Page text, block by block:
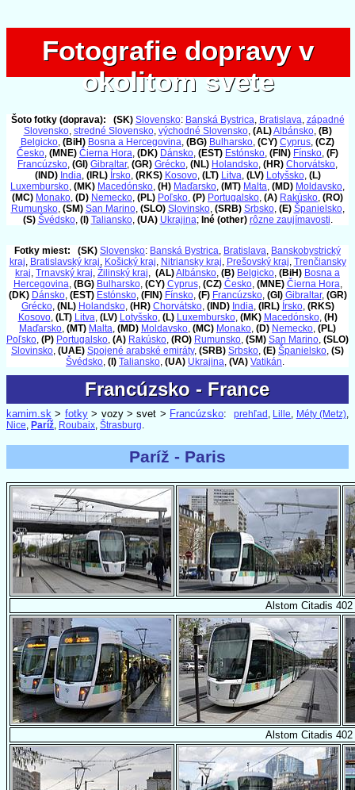
Fotografie dopravy v
okolitom svete
Fotografie dopravy v
okolitom svete
Šoto fotky (doprava): (SK) Slovensko: Banská Bystrica, Bratislava, západné
Slovensko, stredné Slovensko, východné Slovensko, (AL)Albánsko, (B)
Belgicko, (BiH) Bosna a Hercegovina, (BG) Bulharsko, (CY) Cyprus, (CZ)
Česko, (MNE) Čierna Hora, (DK) Dánsko, (EST) Estónsko, (FIN) Fínsko, (F)
Francúzsko, (GI) Gibraltar, (GR) Grécko, (NL) Holandsko, (HR) Chorvátsko,
(IND) India, (IRL) Írsko, (RKS) Kosovo, (LT) Litva, (LV) Lotyšsko, (L)
Luxembursko, (MK) Macedónsko, (H) Maďarsko, (MT) Malta, (MD) Moldavsko,
(MC) Monako, (D) Nemecko, (PL) Poľsko, (P) Portugalsko, (A) Rakúsko, (RO)
Rumunsko, (SM) San Marino, (SLO) Slovinsko, (SRB) Srbsko, (E) Španielsko,
(S) Švédsko, (I) Taliansko, (UA) Ukrajina; Iné (other) rôzne zaujímavosti.
Fotky miest: (SK) Slovensko: Banská Bystrica, Bratislava, Banskobystrický
kraj, Bratislavský kraj, Košický kraj, Nitriansky kraj, Prešovský kraj, Trenčiansky
kraj, Trnavský kraj, Žilinský kraj, (AL)Albánsko, (B) Belgicko, (BiH) Bosna a
Hercegovina, (BG) Bulharsko, (CY) Cyprus, (CZ) Česko, (MNE) Čierna Hora,
(DK) Dánsko, (EST) Estónsko, (FIN) Fínsko, (F) Francúzsko, (GI) Gibraltar, (GR)
Grécko, (NL) Holandsko, (HR) Chorvátsko, (IND) India, (IRL) Írsko, (RKS)
Kosovo, (LT) Litva, (LV) Lotyšsko, (L) Luxembursko, (MK) Macedónsko, (H)
Maďarsko, (MT) Malta, (MD) Moldavsko, (MC) Monako, (D) Nemecko, (PL)
Poľsko, (P) Portugalsko, (A) Rakúsko, (RO) Rumunsko, (SM) San Marino, (SLO)
Slovinsko, (UAE) Spojené arabské emiráty, (SRB) Srbsko, (E) Španielsko, (S)
Švédsko, (I) Taliansko, (UA) Ukrajina, (VA) Vatikán.
Francúzsko - France
Francúzsko - France
kamim.sk > fotky> vozy > svet > Francúzsko: prehľad , Lille, Méty (Metz),
Nice, Paríž, Roubaix, Štrasburg.
Paríž - Paris
Alstom Citadis
Alstom Citadis